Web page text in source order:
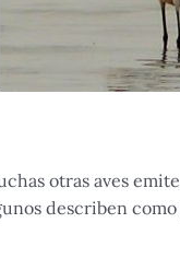
otras aves
describen